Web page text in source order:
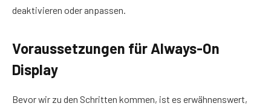
deaktivieren oder anpassen.
Voraussetzungen für Always-On
Display
Bevor wir zu den Schritten kommen, ist es erwähnenswert,